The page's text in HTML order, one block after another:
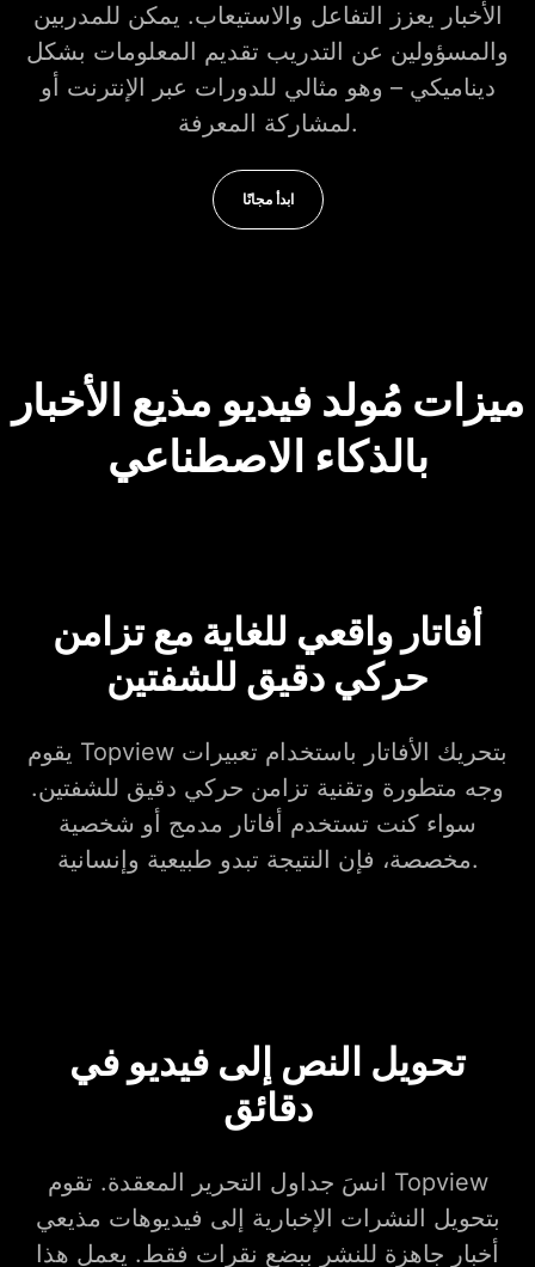
الأخبار يعزز التفاعل والاستيعاب. يمكن للمدربين
والمسؤولين عن التدريب تقديم المعلومات بشكل
ديناميكي – وهو مثالي للدورات عبر الإنترنت أو
لمشاركة المعرفة.
ابدأ مجانًا
ميزات مُولد فيديو مذيع الأخبار
بالذكاء الاصطناعي
أفاتار واقعي للغاية مع تزامن
حركي دقيق للشفتين
يقوم Topview بتحريك الأفاتار باستخدام تعبيرات
وجه متطورة وتقنية تزامن حركي دقيق للشفتين.
سواء كنت تستخدم أفاتار مدمج أو شخصية
مخصصة، فإن النتيجة تبدو طبيعية وإنسانية.
تحويل النص إلى فيديو في
دقائق
انسَ جداول التحرير المعقدة. تقوم Topview
بتحويل النشرات الإخبارية إلى فيديوهات مذيعي
أخبار جاهزة للنشر ببضع نقرات فقط. يعمل هذا